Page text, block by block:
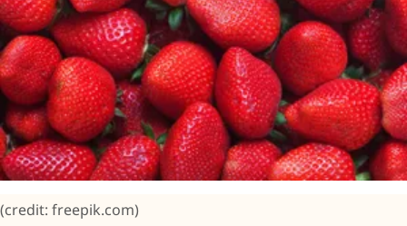
(credit: freepik.com)